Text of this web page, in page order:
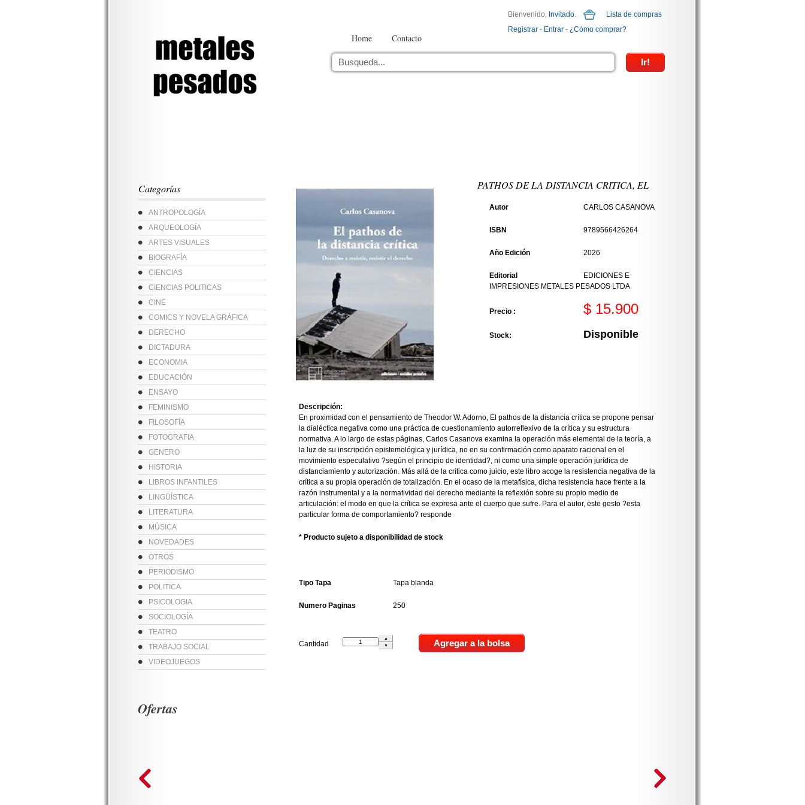
Home Contacto
Bienvenido, Invitado.
Lista de compras
Registrar - Entrar - ¿Cómo comprar?
Categorías
ANTROPOLOGÍA
ARQUEOLOGÍA
ARTES VISUALES
BIOGRAFÍA
CIENCIAS
CIENCIAS POLITICAS
CINE
COMICS Y NOVELA GRÁFICA
DERECHO
DICTADURA
ECONOMIA
EDUCACIÓN
ENSAYO
FEMINISMO
FILOSOFÍA
FOTOGRAFIA
GENERO
HISTORIA
LIBROS INFANTILES
LINGÜÍSTICA
LITERATURA
MÚSICA
NOVEDADES
OTROS
PERIODISMO
POLITICA
PSICOLOGIA
SOCIOLOGÍA
TEATRO
TRABAJO SOCIAL
VIDEOJUEGOS
PATHOS DE LA DISTANCIA CRITICA, EL
Autor CARLOS CASANOVA
ISBN 9789566426264
Año Edición 2026
Editorial
EDICIONES E
IMPRESIONES METALES PESADOS LTDA
Precio : $ 15.900
Stock: Disponible
Descripción:
En proximidad con el pensamiento de Theodor W. Adorno, El pathos de la distancia crítica se propone pensar
la dialéctica negativa como una práctica de cuestionamiento autorreflexivo de la crítica y su estructura
normativa. A lo largo de estas páginas, Carlos Casanova examina la operación más elemental de la teoría, a
la luz de su inscripción epistemológica y jurídica, no en su confirmación como aparato racional en el
movimiento especulativo ?según el principio de identidad?, ni como una simple operación jurídica de
distanciamiento y autorización. Más allá de la crítica como juicio, este libro acoge la resistencia negativa de la
crítica a su propia operación de totalización. En el ocaso de la metafísica, dicha resistencia hace frente a la
razón instrumental y a la normatividad del derecho mediante la reflexión sobre su propio medio de
articulación: el modo en que la crítica se expresa ante el cuerpo que sufre. Para el autor, este gesto ?esta
particular forma de comportamiento? responde
* Producto sujeto a disponibilidad de stock
Tipo Tapa Tapa blanda
Numero Paginas 250
Cantidad
Ofertas